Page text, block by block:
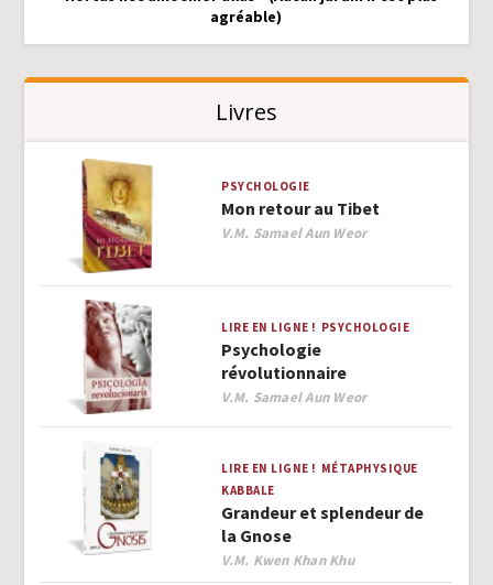
agréable)
Livres
PSYCHOLOGIE
Mon retour au Tibet
Author
V.M. Samael Aun Weor
LIRE EN LIGNE ! PSYCHOLOGIE
Psychologie
révolutionnaire
Author
V.M. Samael Aun Weor
LIRE EN LIGNE ! MÉTAPHYSIQUE
KABBALE
Grandeur et splendeur de
la Gnose
Author
V.M. Kwen Khan Khu